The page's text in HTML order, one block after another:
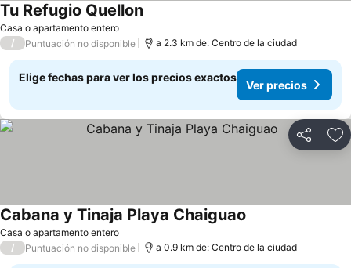
Casa o apartamento entero
Tu Refugio QuellonVer precios
/ Puntuación no disponible a 2.3 km de: Centro de la ciudad
Elige fechas para ver los precios exactos
Ver precios
Compartir
Casa o apartamento entero
Cabana y Tinaja Playa Chaiguao
/ Puntuación no disponible a 0.9 km de: Centro de la ciudad